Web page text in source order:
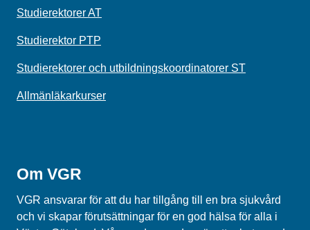
Studierektorer AT
Studierektor PTP
Studierektorer och utbildningskoordinatorer ST
Allmänläkarkurser
Om VGR
VGR ansvarar för att du har tillgång till en bra sjukvård
och vi skapar förutsättningar för en god hälsa för alla i